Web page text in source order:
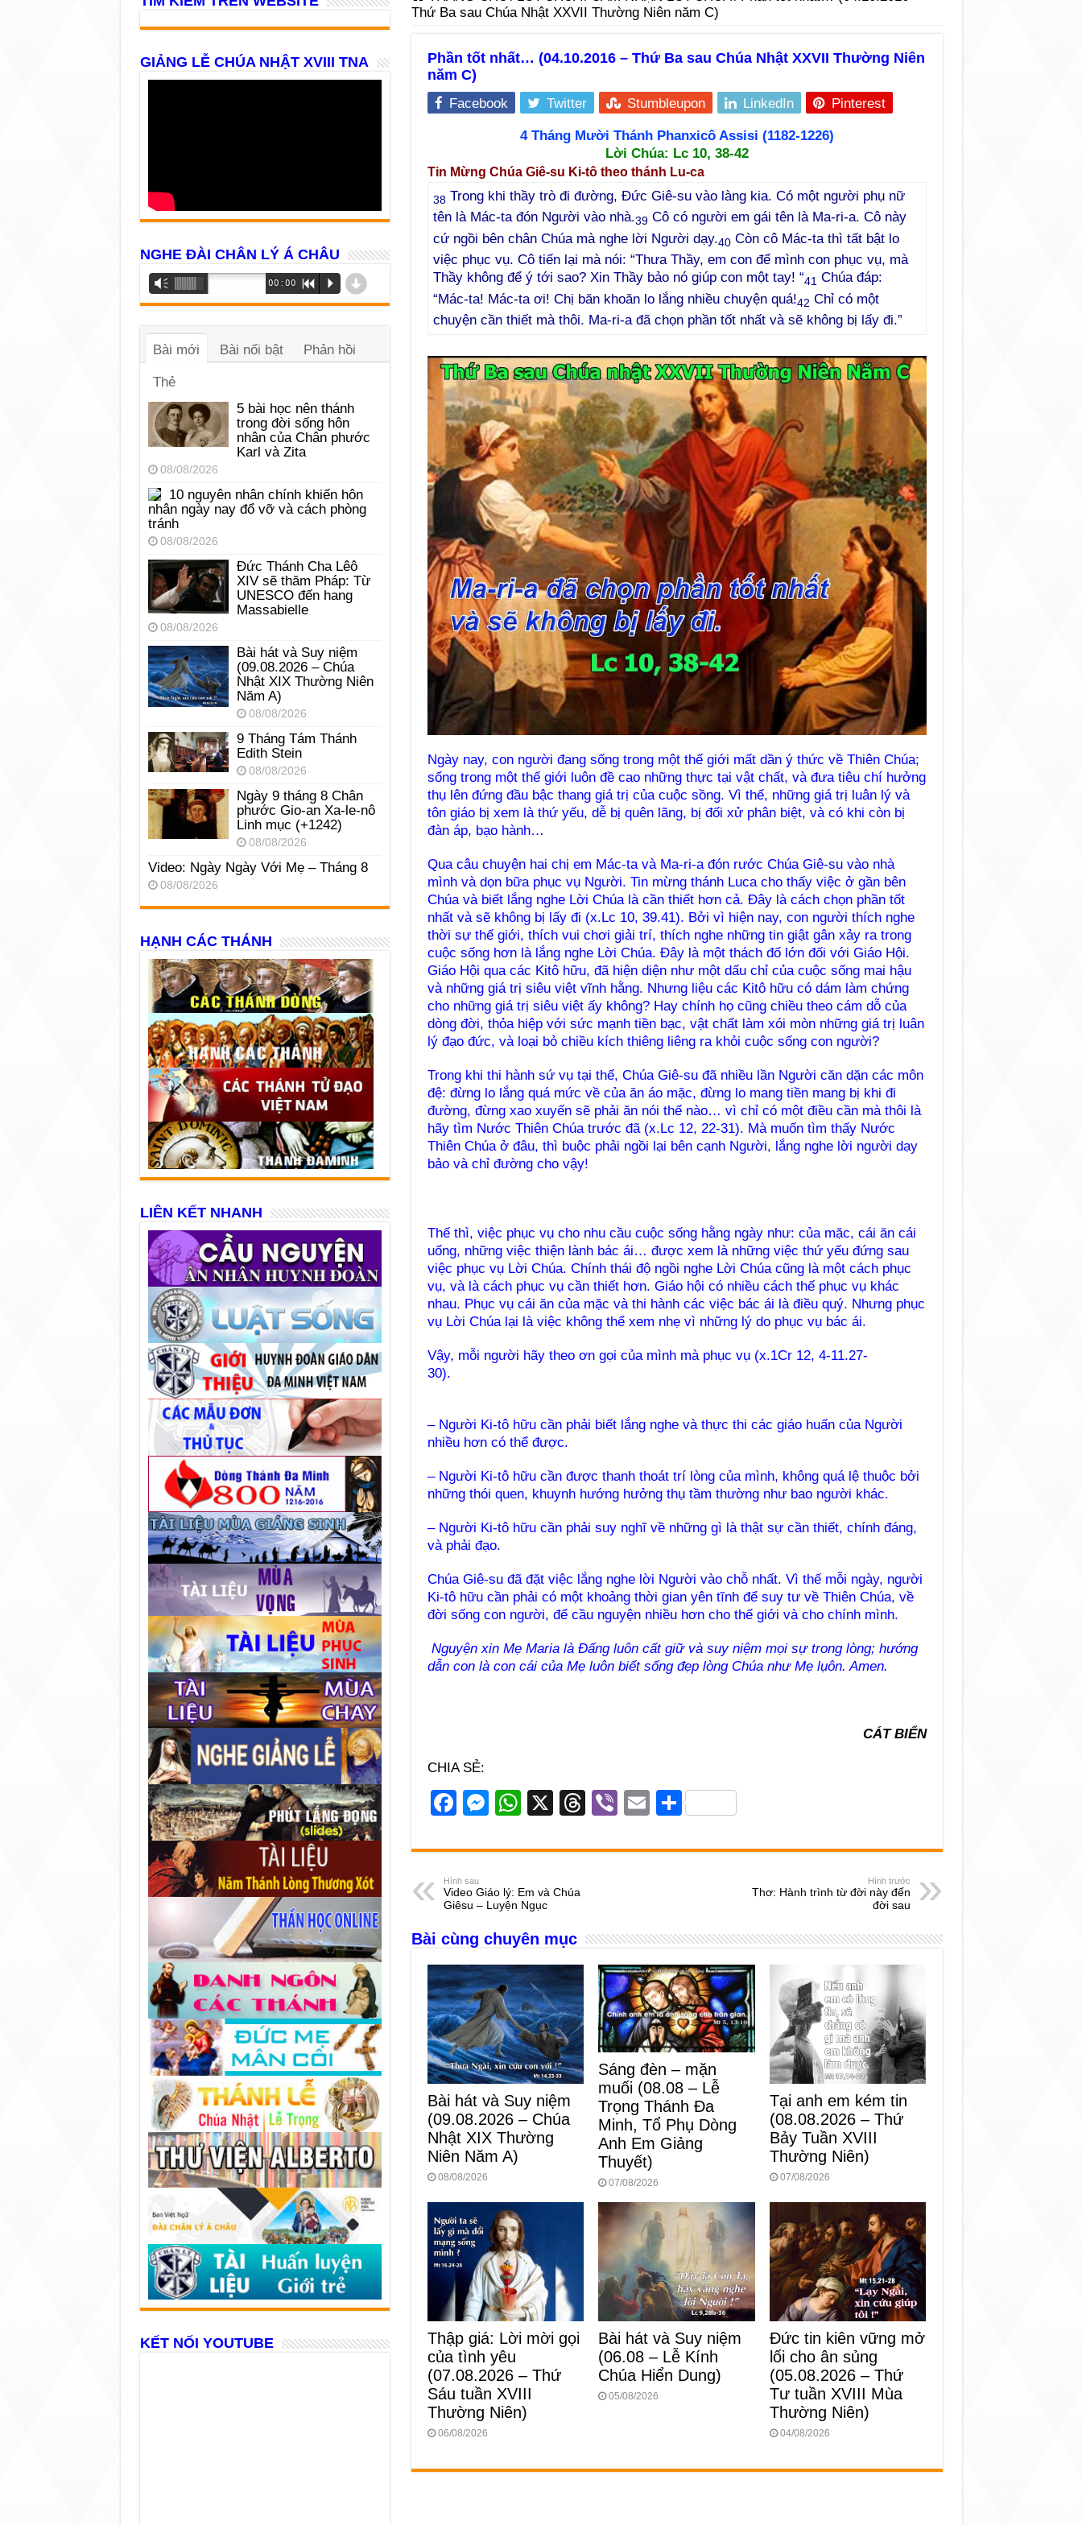
Thứ Ba sau Chúa Nhật XXVII Thường Niên năm C)
Phần tốt nhất… (04.10.2016 – Thứ Ba sau Chúa Nhật XXVII Thường Niên
năm C)
Facebook Twitter Stumbleupon LinkedIn Pinterest
4 Tháng Mười Thánh Phanxicô Assisi (1182-1226)
Lời Chúa: Lc 10, 38-42
Tin Mừng Chúa Giê-su Ki-tô theo thánh Lu-ca
38 Trong khi thầy trò đi đường, Đức Giê-su vào làng kia. Có một người phụ nữ
tên là Mác-ta đón Người vào nhà.39 Cô có người em gái tên là Ma-ri-a. Cô này
cứ ngồi bên chân Chúa mà nghe lời Người dạy.40 Còn cô Mác-ta thì tất bật lo
việc phục vụ. Cô tiến lại mà nói: “Thưa Thầy, em con để mình con phục vụ, mà
Thầy không để ý tới sao? Xin Thầy bảo nó giúp con một tay! “41 Chúa đáp:
“Mác-ta! Mác-ta ơi! Chị băn khoăn lo lắng nhiều chuyện quá!42 Chỉ có một
chuyện cần thiết mà thôi. Ma-ri-a đã chọn phần tốt nhất và sẽ không bị lấy đi.”
Ngày nay, con người đang sống trong một thế giới mất dần ý thức về Thiên Chúa;
sống trong một thế giới luôn đề cao những thực tại vật chất, và đưa tiêu chí hưởng
thụ lên đứng đầu bậc thang giá trị của cuộc sồng. Vì thế, những giá trị luân lý và
tôn giáo bị xem là thứ yếu, dễ bị quên lãng, bị đối xử phân biệt, và có khi còn bị
đàn áp, bạo hành…
Qua câu chuyện hai chị em Mác-ta và Ma-ri-a đón rước Chúa Giê-su vào nhà
mình và dọn bữa phục vụ Người. Tin mừng thánh Luca cho thấy việc ở gần bên
Chúa và biết lắng nghe Lời Chúa là cần thiết hơn cả. Đây là cách chọn phần tốt
nhất và sẽ không bị lấy đi (x.Lc 10, 39.41). Bởi vì hiện nay, con người thích nghe
thời sự thế giới, thích vui chơi giải trí, thích nghe những tin giật gân xảy ra trong
cuộc sống hơn là lắng nghe Lời Chúa. Ðây là một thách đố lớn đối với Giáo Hội.
Giáo Hội qua các Kitô hữu, đã hiện diện như một dấu chỉ của cuộc sống mai hậu
và những giá trị siêu việt vĩnh hằng. Nhưng liệu các Kitô hữu có dám làm chứng
cho những giá trị siêu việt ấy không? Hay chính họ cũng chiều theo cám dỗ của
dòng đời, thỏa hiệp với sức mạnh tiền bạc, vật chất làm xói mòn những giá trị luân
lý đạo đức, và loại bỏ chiều kích thiêng liêng ra khỏi cuộc sống con người?
Trong khi thi hành sứ vụ tại thế, Chúa Giê-su đã nhiều lần Người căn dặn các môn
đệ: đừng lo lắng quá mức về của ăn áo mặc, đừng lo mang tiền mang bị khi đi
đường, đừng xao xuyến sẽ phải ăn nói thế nào… vì chỉ có một điều cần mà thôi là
hãy tìm Nước Thiên Chúa trước đã (x.Lc 12, 22-31). Mà muốn tìm thấy Nước
Thiên Chúa ở đâu, thì buộc phải ngồi lại bên cạnh Người, lắng nghe lời người dạy
bảo và chỉ đường cho vậy!
Thế thì, việc phục vụ cho nhu cầu cuộc sống hằng ngày như: của mặc, cái ăn cái
uống, những việc thiện lành bác ái… được xem là những việc thứ yếu đứng sau
việc phục vụ Lời Chúa. Chính thái độ ngồi nghe Lời Chúa cũng là một cách phục
vụ, và là cách phục vụ cần thiết hơn. Giáo hội có nhiều cách thế phục vụ khác
nhau. Phục vụ cái ăn của mặc và thi hành các việc bác ái là điều quý. Nhưng phục
vụ Lời Chúa lại là việc không thể xem nhẹ vì những lý do phục vụ bác ái.
Vậy, mỗi người hãy theo ơn gọi của mình mà phục vụ (x.1Cr 12, 4-11.27-
30).
– Người Ki-tô hữu cần phải biết lắng nghe và thực thi các giáo huấn của Người
nhiều hơn có thể được.
– Người Ki-tô hữu cần được thanh thoát trí lòng của mình, không quá lệ thuộc bởi
những thói quen, khuynh hướng hưởng thụ tầm thường như bao người khác.
– Người Ki-tô hữu cần phải suy nghĩ về những gì là thật sự cần thiết, chính đáng,
và phải đạo.
Chúa Giê-su đã đặt việc lắng nghe lời Người vào chỗ nhất. Vì thế mỗi ngày, người
Ki-tô hữu cần phải có một khoảng thời gian yên tĩnh để suy tư về Thiên Chúa, về
đời sống con người, để cầu nguyện nhiều hơn cho thế giới và cho chính mình.
Nguyện xin Mẹ Maria là Ðấng luôn cất giữ và suy niệm mọi sự trong lòng; hướng
dẫn con là con cái của Mẹ luôn biết sống đẹp lòng Chúa như Mẹ lụôn. Amen.
CÁT BIỂN
CHIA SẺ:
F
c
e
b
o
o
k
M
ss
n
g
er
W
at
A
p
p
X
T
e
s
Vi
er
E
ail
S
ar
Hình sau
Video Giáo lý: Em và Chúa
Giêsu – Luyện Ngục
Hình trước
Thơ: Hành trình từ đời này đến
đời sau
Bài cùng chuyên mục
Bài hát và Suy niệm
(09.08.2026 – Chúa
Nhật XIX Thường
Niên Năm A)
08/08/2026
Sáng đèn – mặn
muối (08.08 – Lễ
Trọng Thánh Đa
Minh, Tổ Phụ Dòng
Anh Em Giảng
Thuyết)
07/08/2026
Tại anh em kém tin
(08.08.2026 – Thứ
Bảy Tuần XVIII
Thường Niên)
07/08/2026
Thập giá: Lời mời gọi
của tình yêu
(07.08.2026 – Thứ
Sáu tuần XVIII
Thường Niên)
06/08/2026
Bài hát và Suy niệm
(06.08 – Lễ Kính
Chúa Hiển Dung)
05/08/2026
Đức tin kiên vững mở
lối cho ân sủng
(05.08.2026 – Thứ
Tư tuần XVIII Mùa
Thường Niên)
04/08/2026
GIẢNG LỄ CHÚA NHẬT XVIII TNA
NGHE ĐÀI CHÂN LÝ Á CHÂU
Trình
phát
âm
Vm 00:00 R P d
Bài mới Bài nổi bật Phản hồi
Thẻ
5 bài học nên thánh
trong đời sống hôn
nhân của Chân phước
Karl và Zita
08/08/2026
10 nguyên nhân chính khiến hôn
nhân ngày nay đổ vỡ và cách phòng
tránh
08/08/2026
Đức Thánh Cha Lêô
XIV sẽ thăm Pháp: Từ
UNESCO đến hang
Massabielle
08/08/2026
Bài hát và Suy niệm
(09.08.2026 – Chúa
Nhật XIX Thường Niên
Năm A)
08/08/2026
9 Tháng Tám Thánh
Edith Stein
08/08/2026
Ngày 9 tháng 8 Chân
phước Gio-an Xa-le-nô
Linh mục (+1242)
08/08/2026
Video: Ngày Ngày Với Mẹ – Tháng 8
08/08/2026
HẠNH CÁC THÁNH
LIÊN KẾT NHANH
KẾT NỐI YOUTUBE